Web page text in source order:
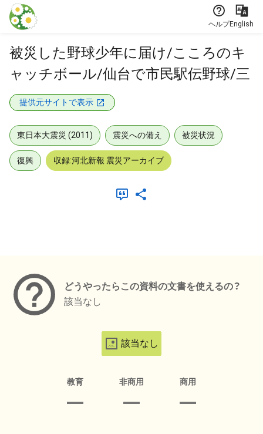
本文に飛ぶ
ヘルプEnglish
被災した野球少年に届け/こころのキ
ャッチボール/仙台で市民駅伝野球/三
提供元サイトで表示
東日本大震災 (2011) 震災への備え 被災状況
復興 収録:河北新報 震災アーカイブ
どうやったらこの資料の文書を使えるの？
該当なし
該当なし
教育 非商用 商用